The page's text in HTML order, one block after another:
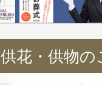
供花・供物の